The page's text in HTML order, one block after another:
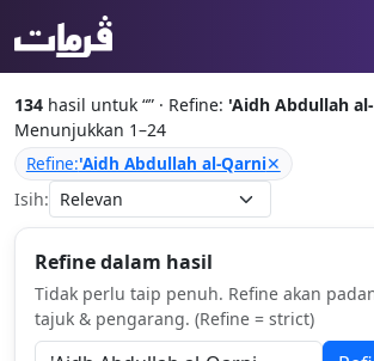
134 hasil untuk “” · Refine: 'Aidh Abdullah
Menunjukkan 1–24
Refine:'Aidh Abdullah al-Qarni✕
Isih:
Refine dalam hasil
Tidak perlu taip penuh. Refine akan
tajuk & pengarang. (Refine = strict)